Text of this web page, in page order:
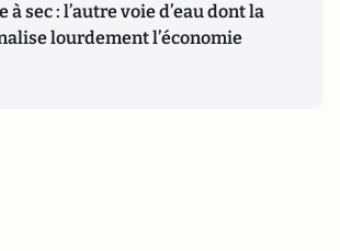
à sec : l’autre voie d’eau dont la
lourdement l’économie